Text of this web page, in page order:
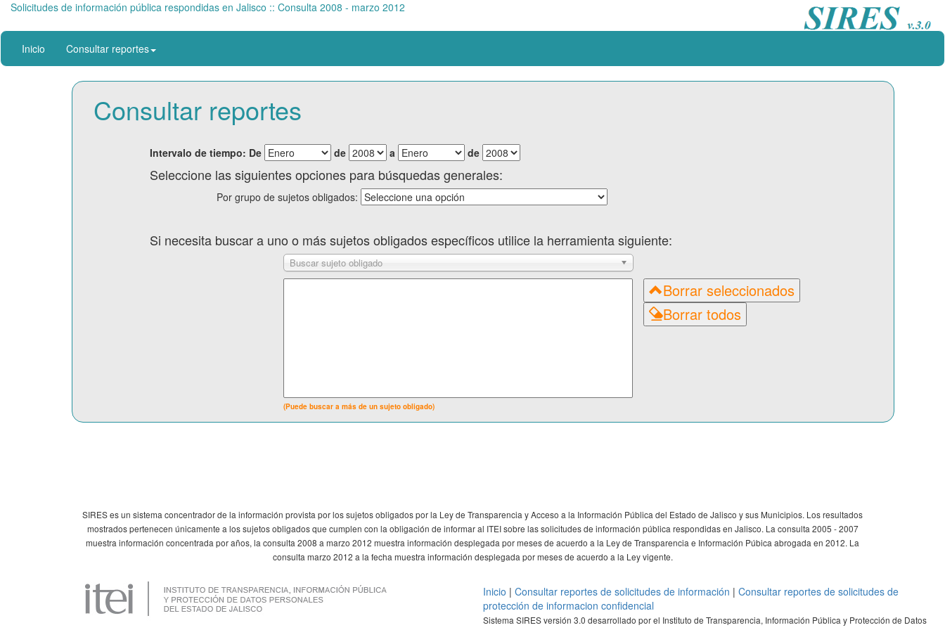
Solicitudes de información pública respondidas en Jalisco :: Consulta 2008 - marzo 2012
Inicio Consultar reportes
Consultar reportes
Intervalo de tiempo: De de a de
Seleccione las siguientes opciones para búsquedas generales:
Por grupo de sujetos obligados:
Si necesita buscar a uno o más sujetos obligados específicos utilice la herramienta siguiente:
Buscar sujeto obligado
Borrar seleccionados
Borrar todos
(Puede buscar a más de un sujeto obligado)
SIRES es un sistema concentrador de la información provista por los sujetos obligados por la Ley de Transparencia y Acceso a la Información Pública del Estado de Jalisco y sus Municipios. Los resultados
mostrados pertenecen únicamente a los sujetos obligados que cumplen con la obligación de informar al ITEI sobre las solicitudes de información pública respondidas en Jalisco. La consulta 2005 - 2007
muestra información concentrada por años, la consulta 2008 a marzo 2012 muestra información desplegada por meses de acuerdo a la Ley de Transparencia e Información Púbica abrogada en 2012. La
consulta marzo 2012 a la fecha muestra información desplegada por meses de acuerdo a la Ley vigente.
Inicio | Consultar reportes de solicitudes de información | Consultar reportes de solicitudes de
protección de informacion confidencial
Sistema SIRES versión 3.0 desarrollado por el Instituto de Transparencia, Información Pública y Protección de Datos